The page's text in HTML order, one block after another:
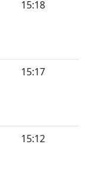
15:18
15:17
15:12